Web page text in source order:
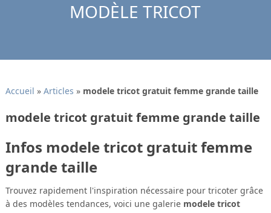
MODÈLE TRICOT
Accueil » Articles » modele tricot gratuit femme grande taille
modele tricot gratuit femme grande taille
Infos modele tricot gratuit femme
grande taille
Trouvez rapidement l'inspiration nécessaire pour tricoter grâce
à des modèles tendances, voici une galerie modele tricot